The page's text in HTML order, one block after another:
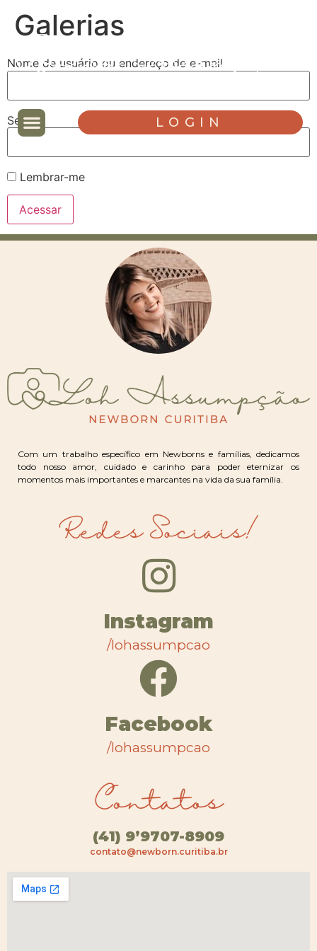
LOGIN
Galerias
Nome de usuário ou endereço de e-mail
Senha
Lembrar-me
Com um trabalho específico em Newborns e famílias, dedicamos
todo nosso amor, cuidado e carinho para poder eternizar os
momentos mais importantes e marcantes na vida da sua família.
Redes Sociais!
Instagram
/lohassumpcao
Facebook
/lohassumpcao
Contatos
(41) 9’9707-8909
contato@newborn.curitiba.br